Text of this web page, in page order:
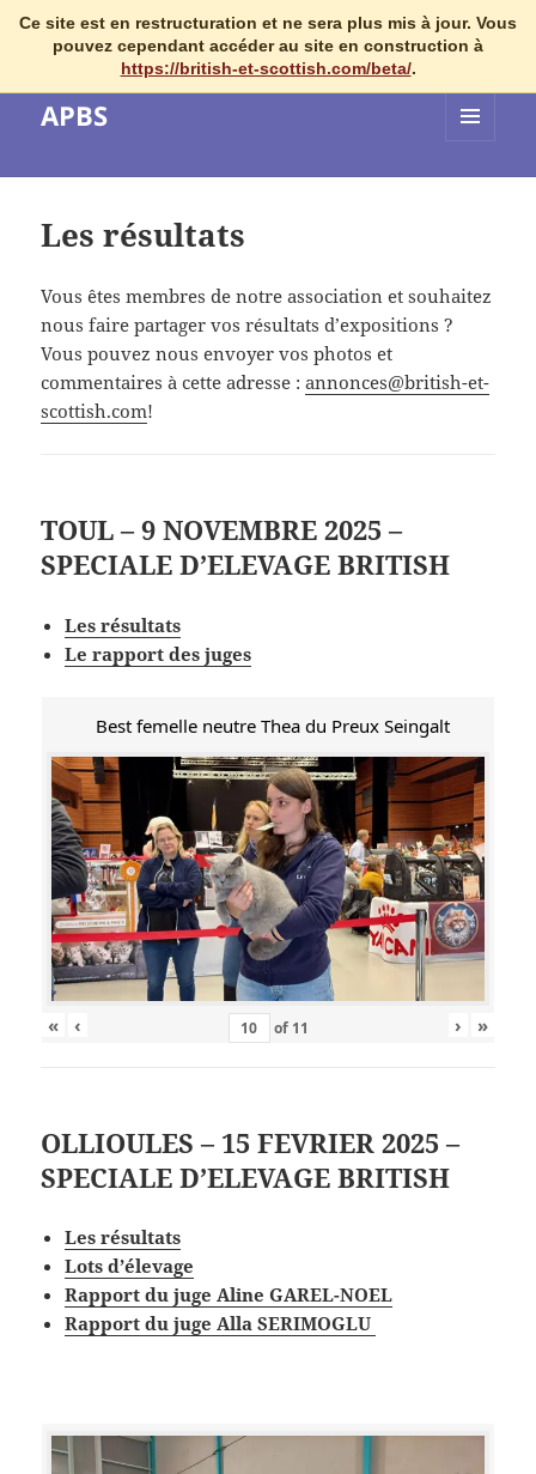
Ce site est en restructuration et ne sera plus mis à jour. Vous
pouvez cependant accéder au site en construction à
https://british-et-scottish.com/beta/.
APBS
Les résultats
Vous êtes membres de notre association et souhaitez
nous faire partager vos résultats d’expositions ?
Vous pouvez nous envoyer vos photos et
commentaires à cette adresse :annonces@british-et-
scottish.com!
TOUL – 9 NOVEMBRE 2025 –
SPECIALE D’ELEVAGE BRITISH
Les résultats
Le rapport des juges
Best femelle neutre Thea du Preux Seingalt
« ‹ of 11 › »
OLLIOULES – 15 FEVRIER 2025 –
SPECIALE D’ELEVAGE BRITISH
Les résultats
Lots d’élevage
Rapport du juge Aline GAREL-NOEL
Rapport du juge Alla SERIMOGLU